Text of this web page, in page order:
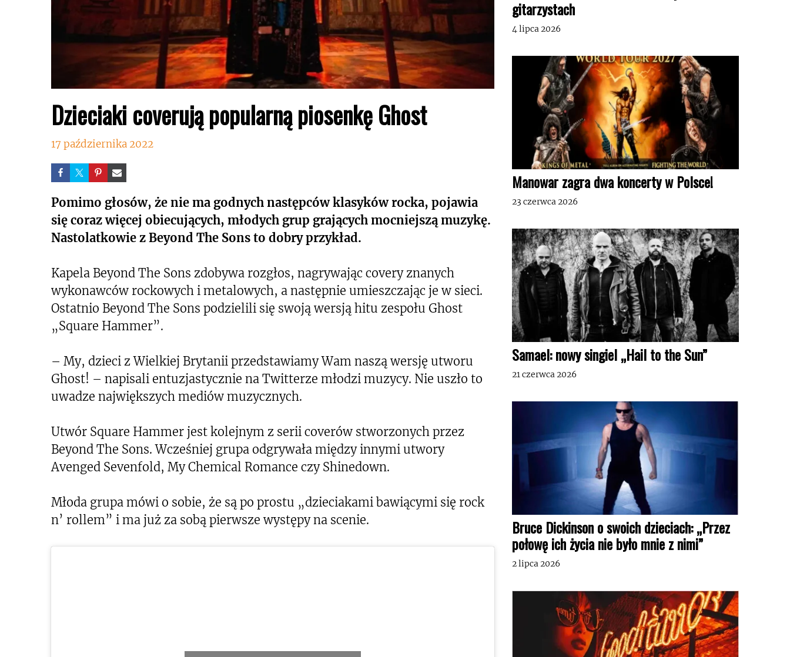
Dzieciaki coverują popularną piosenkę Ghost
17 października 2022
Pomimo głosów, że nie ma godnych następców klasyków rocka, pojawia
się coraz więcej obiecujących, młodych grup grających mocniejszą muzykę.
Nastolatkowie z Beyond The Sons to dobry przykład.
Kapela Beyond The Sons zdobywa rozgłos, nagrywając covery znanych
wykonawców rockowych i metalowych, a następnie umieszczając je w sieci.
Ostatnio Beyond The Sons podzielili się swoją wersją hitu zespołu Ghost
„Square Hammer”.
– My, dzieci z Wielkiej Brytanii przedstawiamy Wam naszą wersję utworu
Ghost! – napisali entuzjastycznie na Twitterze młodzi muzycy. Nie uszło to
uwadze największych mediów muzycznych.
Utwór Square Hammer jest kolejnym z serii coverów stworzonych przez
Beyond The Sons. Wcześniej grupa odgrywała między innymi utwory
Avenged Sevenfold, My Chemical Romance czy Shinedown.
Młoda grupa mówi o sobie, że są po prostu „dzieciakami bawiącymi się rock
n’ rollem” i ma już za sobą pierwsze występy na scenie.
gitarzystach
4 lipca 2026
Manowar zagra dwa koncerty w Polsce!
23 czerwca 2026
Samael: nowy singiel „Hail to the Sun”
21 czerwca 2026
Bruce Dickinson o swoich dzieciach: „Przez
połowę ich życia nie było mnie z nimi”
2 lipca 2026